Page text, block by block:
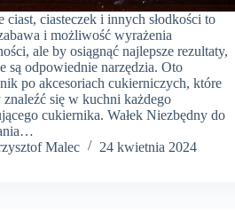
ciast, ciasteczek i innych słodkości to
i możliwość wyrażenia
ale by osiągnąć najlepsze rezultaty,
są odpowiednie narzędzia. Oto
po akcesoriach cukierniczych, które
się w kuchni każdego
cukiernika. Wałek Niezbędny do
Malec
24 kwietnia 2024